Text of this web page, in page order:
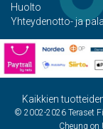
Huolto
Yhteydenotto- ja
Kaikkien
© 2002-2026 Teraset
Cheung